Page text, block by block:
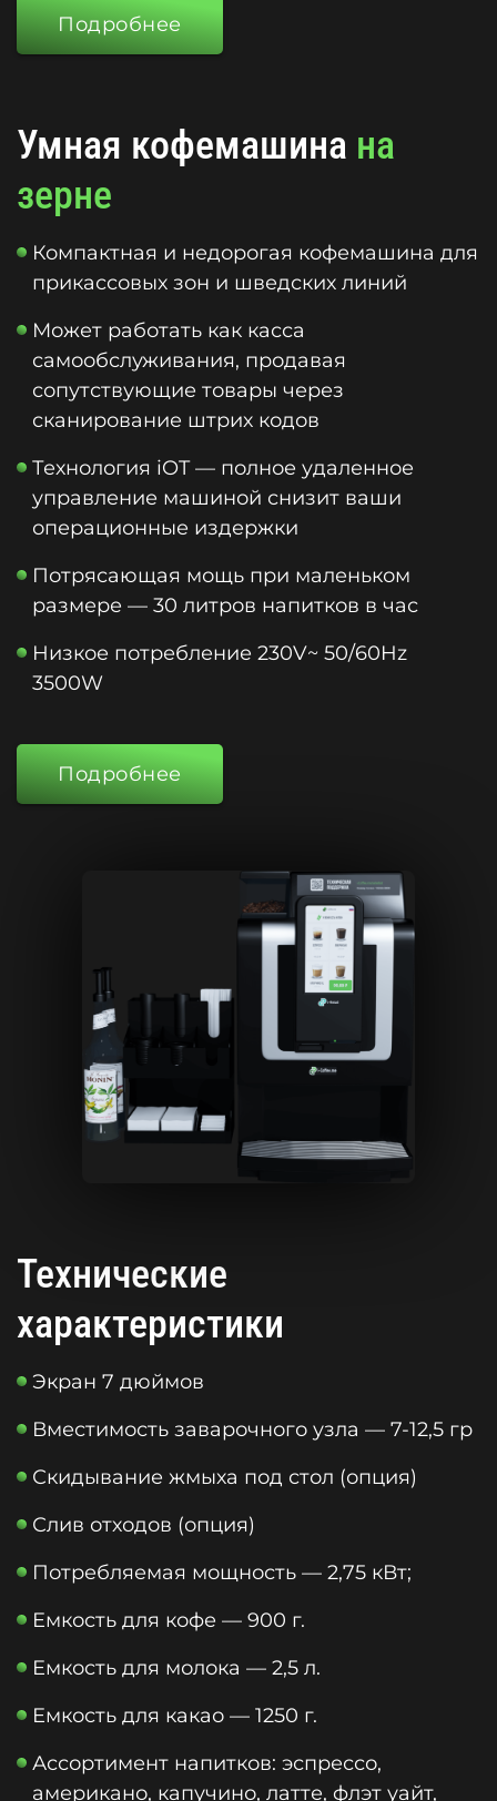
Подробнее
Умная кофемашина на
зерне
Компактная и недорогая кофемашина для
прикассовых зон и шведских линий
Может работать как касса
самообслуживания, продавая
сопутствующие товары через
сканирование штрих кодов
Технология iOT — полное удаленное
управление машиной снизит ваши
операционные издержки
Потрясающая мощь при маленьком
размере — 30 литров напитков в час
Низкое потребление 230V~ 50/60Hz
3500W
Подробнее
Технические
характеристики
Экран 7 дюймов
Вместимость заварочного узла — 7-12,5 гр
Скидывание жмыха под стол (опция)
Слив отходов (опция)
Потребляемая мощность — 2,75 кВт;
Емкость для кофе — 900 г.
Емкость для молока — 2,5 л.
Емкость для какао — 1250 г.
Ассортимент напитков: эспрессо,
американо, капучино, латте, флэт уайт,